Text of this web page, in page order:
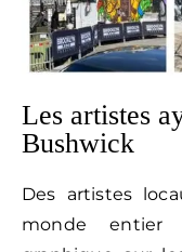
Les artistes
Bushwick
Des artistes
monde entier